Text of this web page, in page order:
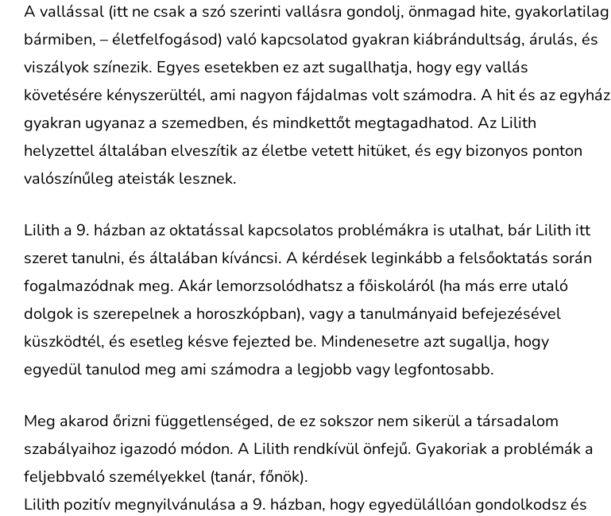
A vallással (itt ne csak a szó szerinti vallásra gondolj, önmagad hite, gyakorlatilag
bármiben, – életfelfogásod) való kapcsolatod gyakran kiábrándultság, árulás, és
viszályok színezik. Egyes esetekben ez azt sugallhatja, hogy egy vallás
követésére kényszerültél, ami nagyon fájdalmas volt számodra. A hit és az egyház
gyakran ugyanaz a szemedben, és mindkettőt megtagadhatod. Az Lilith
helyzettel általában elveszítik az életbe vetett hitüket, és egy bizonyos ponton
valószínűleg ateisták lesznek.
Lilith a 9. házban az oktatással kapcsolatos problémákra is utalhat, bár Lilith itt
szeret tanulni, és általában kíváncsi. A kérdések leginkább a felsőoktatás során
fogalmazódnak meg. Akár lemorzsolódhatsz a főiskoláról (ha más erre utaló
dolgok is szerepelnek a horoszkópban), vagy a tanulmányaid befejezésével
küszködtél, és esetleg késve fejezted be. Mindenesetre azt sugallja, hogy
egyedül tanulod meg ami számodra a legjobb vagy legfontosabb.
Meg akarod őrizni függetlenséged, de ez sokszor nem sikerül a társadalom
szabályaihoz igazodó módon. A Lilith rendkívül önfejű. Gyakoriak a problémák a
feljebbvaló személyekkel (tanár, főnök).
Lilith pozitív megnyilvánulása a 9. házban, hogy egyedülállóan gondolkodsz és